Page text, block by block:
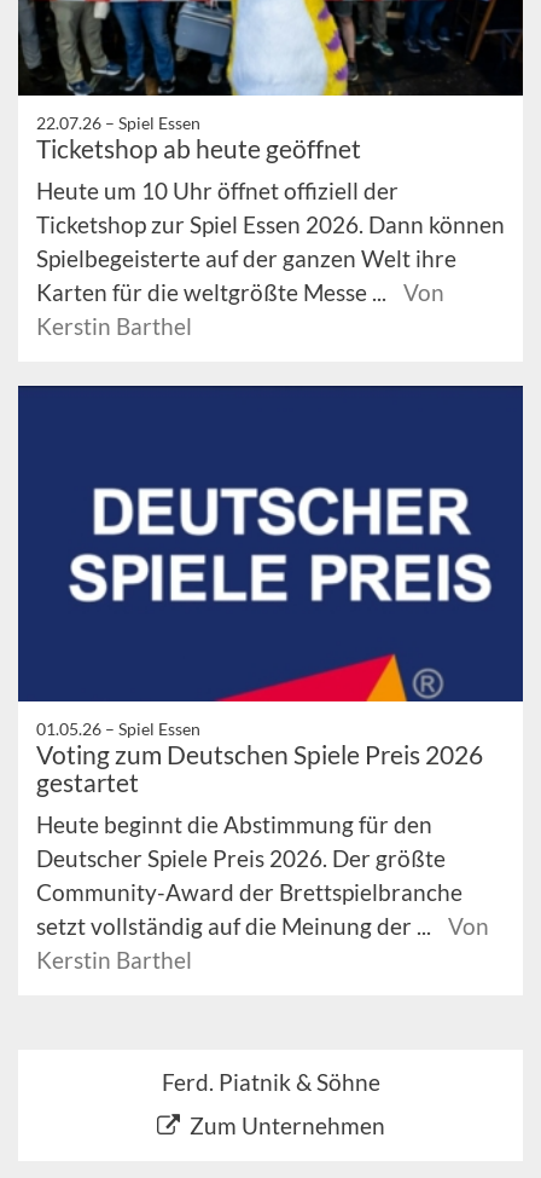
22.07.26 – Spiel Essen
Ticketshop ab heute geöffnet
Heute um 10 Uhr öffnet offiziell der
Ticketshop zur Spiel Essen 2026. Dann können
Spielbegeisterte auf der ganzen Welt ihre
Karten für die weltgrößte Messe ...
Von
Kerstin Barthel
01.05.26 – Spiel Essen
Voting zum Deutschen Spiele Preis 2026
gestartet
Heute beginnt die Abstimmung für den
Deutscher Spiele Preis 2026. Der größte
Community-Award der Brettspielbranche
setzt vollständig auf die Meinung der ...
Von
Kerstin Barthel
Ferd. Piatnik & Söhne
Zum Unternehmen